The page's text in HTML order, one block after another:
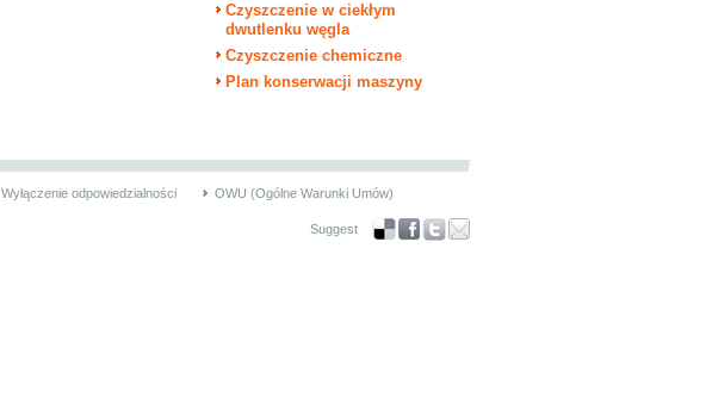
Czyszczenie w ciekłym
dwutlenku węgla
Czyszczenie chemiczne
Plan konserwacji maszyny
Wyłączenie odpowiedzialności
OWU (Ogólne Warunki Umów)
Suggest